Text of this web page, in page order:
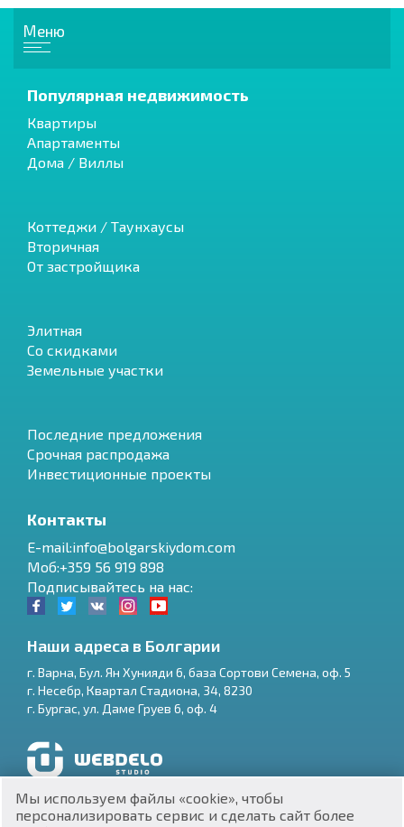
$
₽
Меню
Популярная недвижимость
Квартиры
Апартаменты
Дома / Виллы
Коттеджи / Таунхаусы
Вторичная
От застройщика
Элитная
Со скидками
Земельные участки
Последние предложения
Срочная распродажа
Инвестиционные проекты
Контакты
E-mail:info@bolgarskiydom.com
Моб:+359 56 919 898
Подписывайтесь на нас:
Наши адреса в Болгарии
г. Варна, Бул. Ян Хунияди 6, база Сортови Семена, оф. 5
г. Несебр, Квартал Стадиона, 34, 8230
г. Бургас, ул. Даме Груев 6, оф. 4
Разработка и SEO продвижение сайтов
Мы используем файлы «cookie», чтобы
персонализировать сервис и сделать сайт более